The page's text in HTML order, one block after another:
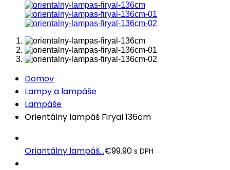
Domov
Lampy a lampáše
Lampáše
Orientálny lampáš Firyal 136cm
Oriantálny lampáš...€99.90 s DPH